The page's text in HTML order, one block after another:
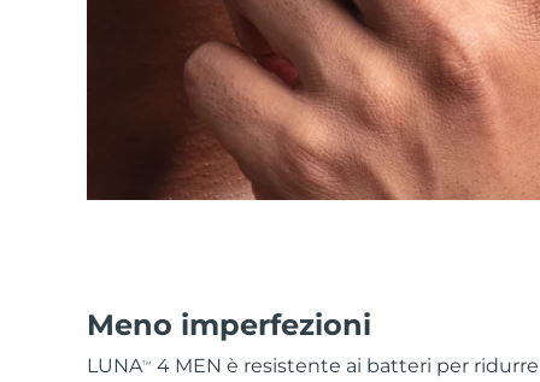
Meno imperfezioni
LUNATM
4 MEN è resistente ai batteri per ridurre
All acne treatment devices
All revitalizing eye massagers
Skincare KIWI™
Advanced pore care essentials
For healthy hair
issa™ Teeth Whitening Gel
18% PAP
Uomini